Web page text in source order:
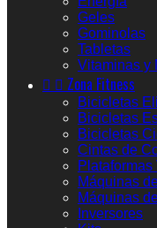
Geles
Gominolas
Tabletas
Vitaminas y
  Zona Fitness
Bicicletas
Bicicletas
Bicicletas
Cintas de
Máquinas
Máquinas
Inversores